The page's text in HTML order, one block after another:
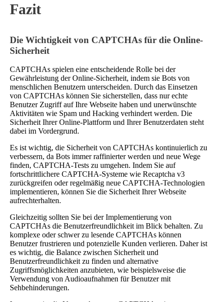
Fazit
Die Wichtigkeit von CAPTCHAs für die Online-
Sicherheit
CAPTCHAs spielen eine entscheidende Rolle bei der
Gewährleistung der Online-Sicherheit, indem sie Bots von
menschlichen Benutzern unterscheiden. Durch das Einsetzen
von CAPTCHAs können Sie sicherstellen, dass nur echte
Benutzer Zugriff auf Ihre Webseite haben und unerwünschte
Aktivitäten wie Spam und Hacking verhindert werden. Die
Sicherheit Ihrer Online-Plattform und Ihrer Benutzerdaten steht
dabei im Vordergrund.
Es ist wichtig, die Sicherheit von CAPTCHAs kontinuierlich zu
verbessern, da Bots immer raffinierter werden und neue Wege
finden, CAPTCHA-Tests zu umgehen. Indem Sie auf
fortschrittlichere CAPTCHA-Systeme wie Recaptcha v3
zurückgreifen oder regelmäßig neue CAPTCHA-Technologien
implementieren, können Sie die Sicherheit Ihrer Webseite
aufrechterhalten.
Gleichzeitig sollten Sie bei der Implementierung von
CAPTCHAs die Benutzerfreundlichkeit im Blick behalten. Zu
komplexe oder schwer zu lesende CAPTCHAs können
Benutzer frustrieren und potenzielle Kunden verlieren. Daher ist
es wichtig, die Balance zwischen Sicherheit und
Benutzerfreundlichkeit zu finden und alternative
Zugriffsmöglichkeiten anzubieten, wie beispielsweise die
Verwendung von Audioaufnahmen für Benutzer mit
Sehbehinderungen.